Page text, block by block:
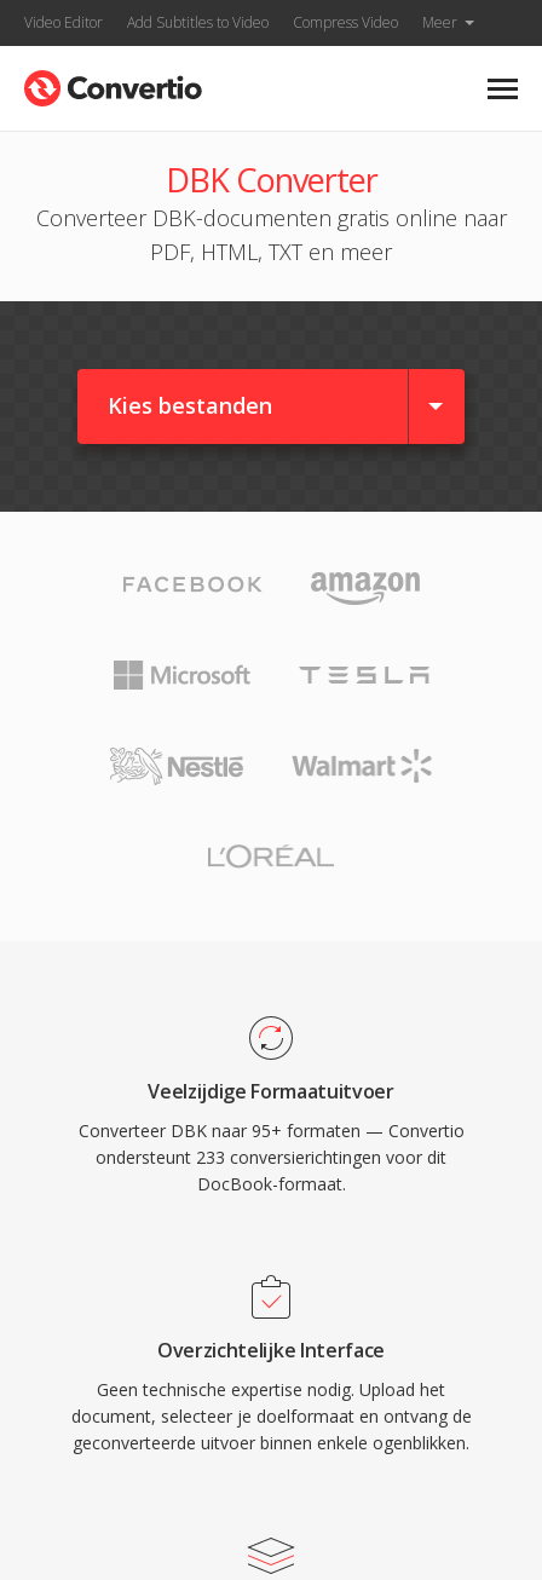
Video Editor Add Subtitles to Video Compress Video Meer
DBK Converter
Converteer DBK-documenten gratis online naar
PDF, HTML, TXT en meer
Kies bestanden
Veelzijdige Formaatuitvoer
Converteer DBK naar 95+ formaten — Convertio
ondersteunt 233 conversierichtingen voor dit
DocBook-formaat.
Overzichtelijke Interface
Geen technische expertise nodig. Upload het
document, selecteer je doelformaat en ontvang de
geconverteerde uitvoer binnen enkele ogenblikken.